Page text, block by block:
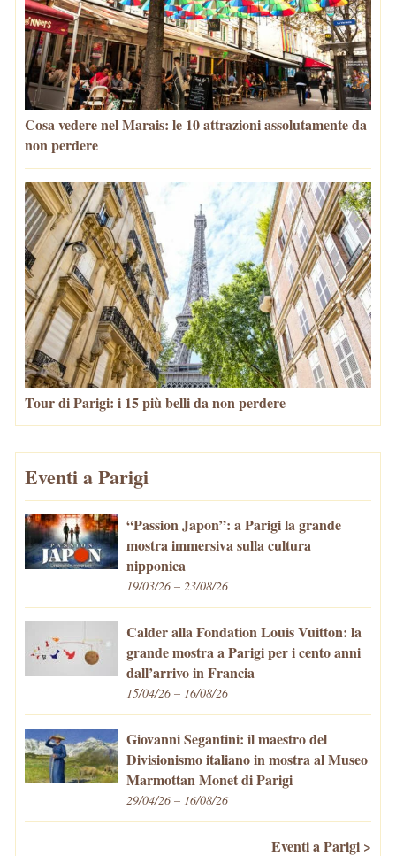
Cosa vedere nel Marais: le 10 attrazioni assolutamente da
non perdere
Tour di Parigi: i 15 più belli da non perdere
Eventi a Parigi
“Passion Japon”: a Parigi la grande
mostra immersiva sulla cultura
nipponica
19/03/26 – 23/08/26
Calder alla Fondation Louis Vuitton: la
grande mostra a Parigi per i cento anni
dall’arrivo in Francia
15/04/26 – 16/08/26
Giovanni Segantini: il maestro del
Divisionismo italiano in mostra al Museo
Marmottan Monet di Parigi
29/04/26 – 16/08/26
Eventi a Parigi >